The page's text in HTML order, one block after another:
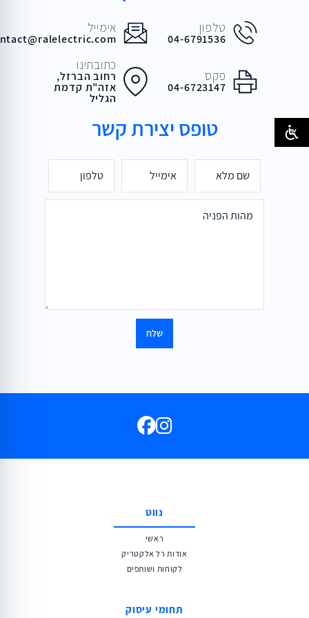
טלפון
04-6791536
אימייל
פקס
04-6723147
כתובתינו
רחוב הברזל,
אזה"ת קדמת
הגליל
טופס יצירת קשר
נווט
ראשי
אודות רל אלקטריק
לקוחות ושותפים
תחומי עיסוק